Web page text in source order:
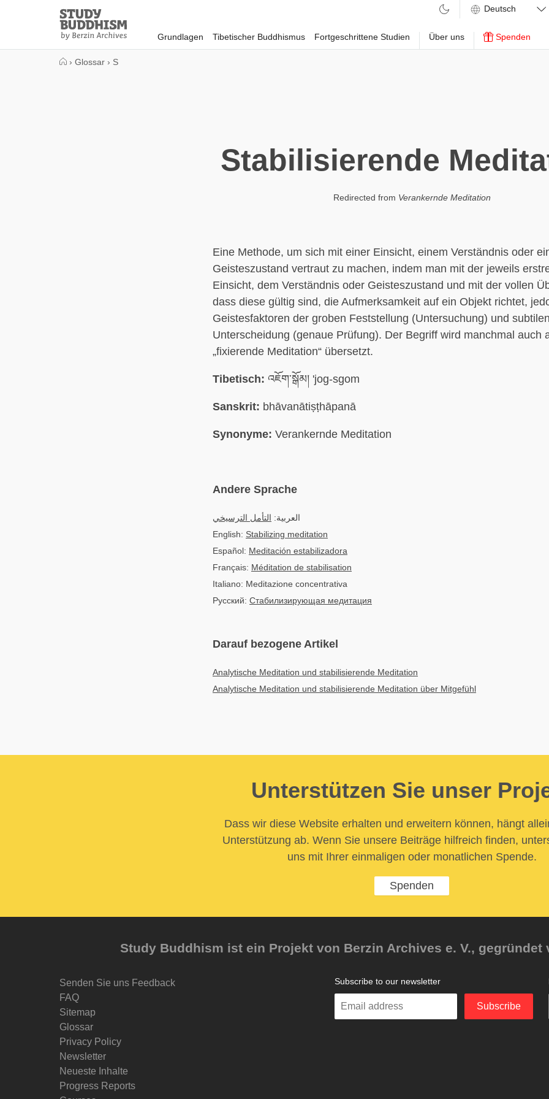
Study
Buddhism
Home
Grundlagen Tibetischer Buddhismus Fortgeschrittene Studien Über uns Spenden
› Glossar › S
Stabilisierende
Redirected from Verankernde Meditation
Eine Methode, um sich mit einer Einsicht, einem Verständnis oder
Geisteszustand vertraut zu machen, indem man mit der jeweils
Einsicht, dem Verständnis oder Geisteszustand und mit der vollen
dass diese gültig sind, die Aufmerksamkeit auf ein Objekt richtet,
Geistesfaktoren der groben Feststellung (Untersuchung) und subtilen
Unterscheidung (genaue Prüfung). Der Begriff wird manchmal auch
„fixierende Meditation“ übersetzt.
Tibetisch: འཇོག་སྒོམ། 'jog-sgom
Sanskrit: bhāvanātiṣṭhāpanā
Synonyme: Verankernde Meditation
Andere Sprache
العربية: التأمل الترسيخي
English: Stabilizing meditation
Español: Meditación estabilizadora
Français: Méditation de stabilisation
Italiano: Meditazione concentrativa
Русский: Стабилизирующая медитация
Darauf bezogene Artikel
Analytische Meditation und stabilisierende Meditation
Analytische Meditation und stabilisierende Meditation über Mitgefühl
Unterstützen Sie unser
Dass wir diese Website erhalten und erweitern können, hängt
Unterstützung ab. Wenn Sie unsere Beiträge hilfreich finden,
uns mit Ihrer einmaligen oder monatlichen Spende.
Spenden
Study Buddhism ist ein Projekt von Berzin Archives e. V., gegründet
Senden Sie uns Feedback
FAQ
Sitemap
Glossar
Privacy Policy
Newsletter
Neueste Inhalte
Progress Reports
Subscribe to our newsletter
Enter
Subscribe